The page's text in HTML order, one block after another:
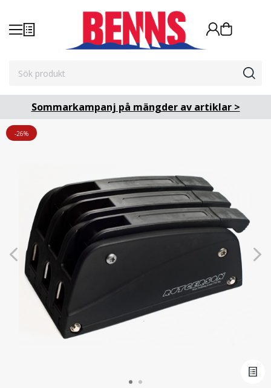
Sommarkampanj på mängder av artiklar >
-26%